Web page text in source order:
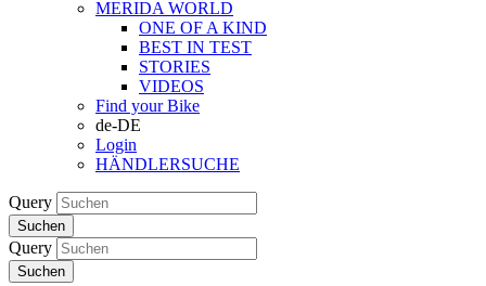
MERIDA WORLD
ONE OF A KIND
BEST IN TEST
STORIES
VIDEOS
Find your Bike
de-DE
Login
HÄNDLERSUCHE
Query
Suchen
Query
Suchen